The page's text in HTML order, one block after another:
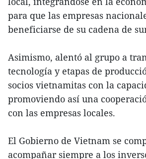
para que las empresas
beneficiarse de su cadena de
Asimismo, alentó al grupo a
tecnología y etapas de
socios vietnamitas con la
promoviendo así una
con las empresas locales.
El Gobierno de Vietnam se
acompañar siempre a los